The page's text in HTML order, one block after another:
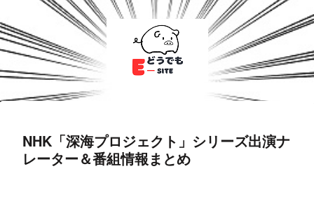
NHK「深海プロジェクト」シリーズ出演ナ
レーター＆番組情報まとめ